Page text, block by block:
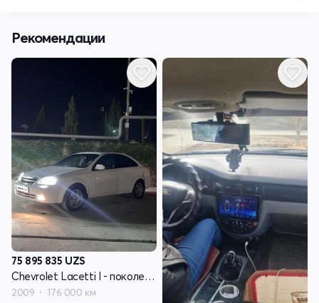
Рекомендации
75 895 835 UZS
Chevrolet Lacetti I - поколение
2009 176 000 км